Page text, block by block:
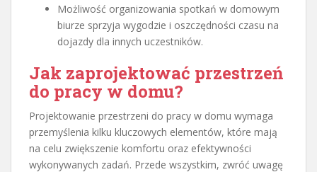
Możliwość organizowania spotkań w domowym
biurze sprzyja wygodzie i oszczędności czasu na
dojazdy dla innych uczestników.
Jak zaprojektować przestrzeń
do pracy w domu?
Projektowanie przestrzeni do pracy w domu wymaga
przemyślenia kilku kluczowych elementów, które mają
na celu zwiększenie komfortu oraz efektywności
wykonywanych zadań. Przede wszystkim, zwróć uwagę